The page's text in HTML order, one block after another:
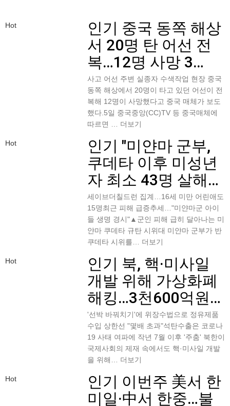
Hot 인기 중국 동쪽 해상
서 20명 탄 어선 전
복…12명 사망 3…
사고 어선 주변 실종자 수색작업 현장 중국
동쪽 해상에서 20명이 타고 있던 어선이 전
복해 12명이 사망했다고 중국 매체가 보도
했다.5일 중국중앙(CC)TV 등 중국매체에
따르면 … 더보기
Hot 인기 "미얀마 군부,
쿠데타 이후 미성년
자 최소 43명 살해…
세이브더칠드런 집계…16세 미만 어린애도
15명최근 피해 급증추세…"미얀마군 아이
들 생명 경시"▲군인 피해 급히 달아나는 미
얀마 쿠데타 규탄 시위대 미얀마 군부가 반
쿠데타 시위를… 더보기
Hot 인기 북, 핵·미사일
개발 위해 가상화폐
해킹…3천600억원…
'선박 바꿔치기'에 위장수법으로 정유제품
수입 상한선 "몇배 초과"석탄수출은 코로나
19 사태 여파에 작년 7월 이후 '주춤' 북한이
국제사회의 제재 속에서도 핵·미사일 개발
을 위해… 더보기
Hot 인기 이번주 美서 한
미일·中서 한중…불